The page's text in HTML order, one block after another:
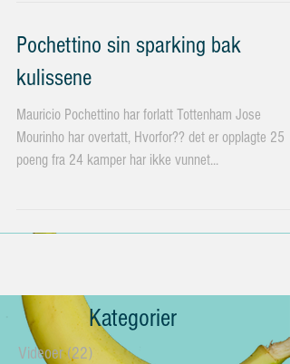
Kategorier
Pochettino sin sparking bak
kulissene
Mauricio Pochettino har forlatt Tottenham Jose
Mourinho har overtatt, Hvorfor?? det er opplagte 25